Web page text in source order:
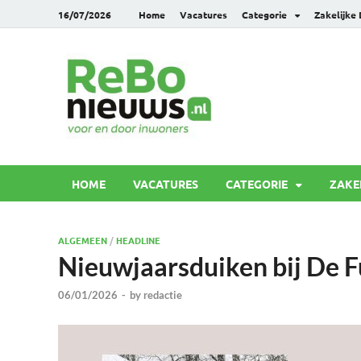
16/07/2026 Home Vacatures Categorie Zakelijke
HOME VACATURES CATEGORIE
ALGEMEEN / HEADLINE
Nieuwjaarsduiken bij De
06/01/2026 - by redactie